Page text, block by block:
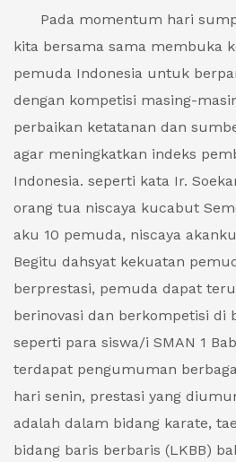
Pada momentum hari
kita bersama sama membuka
pemuda Indonesia untuk
dengan kompetisi masing-
perbaikan ketatanan dan
agar meningkatkan indeks
Indonesia. seperti kata Ir.
orang tua niscaya kucabut
aku 10 pemuda, niscaya
Begitu dahsyat kekuatan
berprestasi, pemuda dapat
berinovasi dan berkompetisi di
seperti para siswa/i SMAN 1
terdapat pengumuman
hari senin, prestasi yang
adalah dalam bidang karate,
bidang baris berbaris (LKBB)